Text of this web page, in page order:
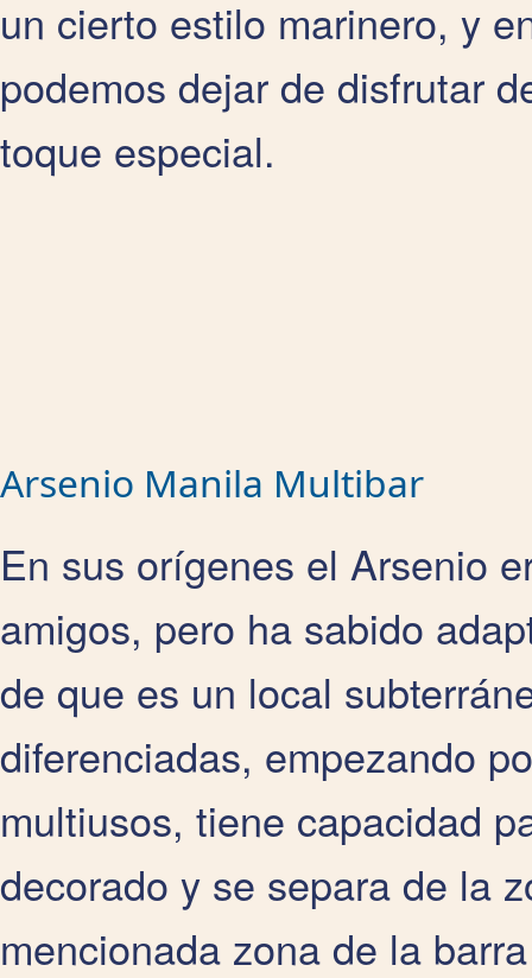
un cierto estilo marinero, y
podemos dejar de disfrutar
toque especial.
Arsenio Manila Multibar
En sus orígenes el Arsenio
amigos, pero ha sabido
de que es un local
diferenciadas, empezando
multiusos, tiene capacidad
decorado y se separa de la
mencionada zona de la